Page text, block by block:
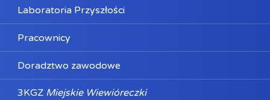
Laboratoria Przyszłości
Pracownicy
Doradztwo zawodowe
3KGZ Miejskie Wiewióreczki